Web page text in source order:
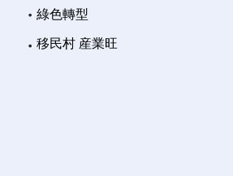
綠色轉型
移民村 産業旺